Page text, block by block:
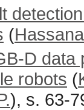
(
D
robots (
), s. 63-